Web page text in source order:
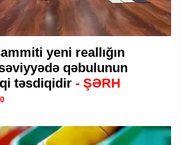
yeni reallığın
qəbulunun
təsdiqidir - ŞƏRH